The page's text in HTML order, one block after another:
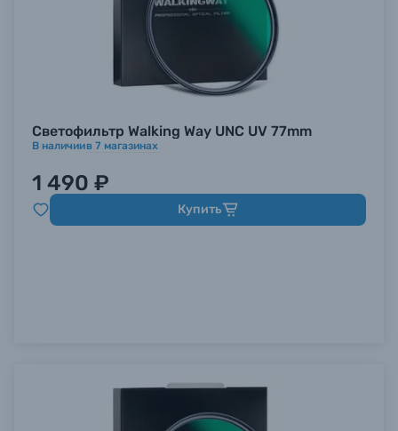
Светофильтр Walking Way UNC UV 77mm
В наличиив 7 магазинах
1 490 ₽
Купить